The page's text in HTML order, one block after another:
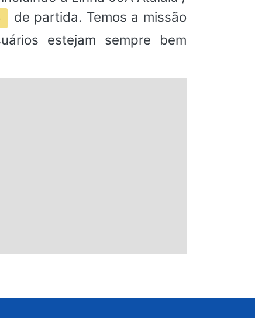
de partida. Temos a missão
estejam sempre bem